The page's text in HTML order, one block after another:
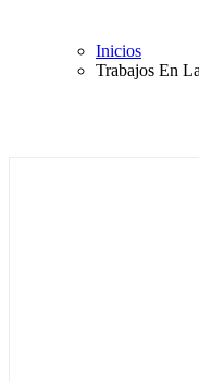
Inicios
Trabajos En